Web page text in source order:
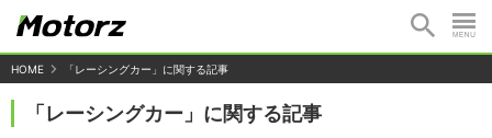
HOME 「レーシングカー」に関する記事
「レーシングカー」に関する記事